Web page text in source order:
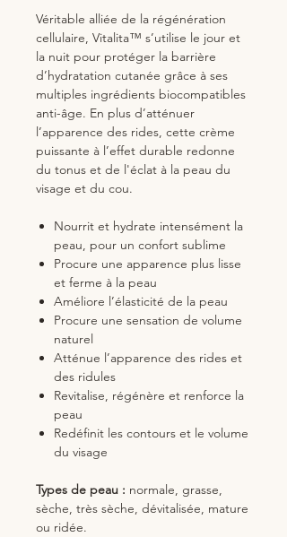
Véritable alliée de la régénération
cellulaire, Vitalita™ s’utilise le jour et
la nuit pour protéger la barrière
d’hydratation cutanée grâce à ses
multiples ingrédients biocompatibles
anti-âge. En plus d’atténuer
l’apparence des rides, cette crème
puissante à l’effet durable redonne
du tonus et de l'éclat à la peau du
visage et du cou.
Nourrit et hydrate intensément la
peau, pour un confort sublime
Procure une apparence plus lisse
et ferme à la peau
Améliore l’élasticité de la peau
Procure une sensation de volume
naturel
Atténue l’apparence des rides et
des ridules
Revitalise, régénère et renforce la
peau
Redéfinit les contours et le volume
du visage
Types de peau : normale, grasse,
sèche, très sèche, dévitalisée, mature
ou ridée.